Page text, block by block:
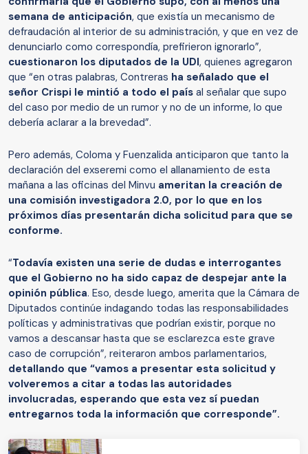
semana de anticipación, que existía un mecanismo de
defraudación al interior de su administración, y que en vez de
denunciarlo como correspondía, prefirieron ignorarlo”,
cuestionaron los diputados de la UDI, quienes agregaron
que “en otras palabras, Contreras ha señalado que el
señor Crispi le mintió a todo el país al señalar que supo
del caso por medio de un rumor y no de un informe, lo que
debería aclarar a la brevedad”.
Pero además, Coloma y Fuenzalida anticiparon que tanto la
declaración del exseremi como el allanamiento de esta
mañana a las oficinas del Minvu ameritan la creación de
una comisión investigadora 2.0, por lo que en los
próximos días presentarán dicha solicitud para que se
conforme.
“Todavía existen una serie de dudas e interrogantes
que el Gobierno no ha sido capaz de despejar ante la
opinión pública. Eso, desde luego, amerita que la Cámara de
Diputados continúe indagando todas las responsabilidades
políticas y administrativas que podrían existir, porque no
vamos a descansar hasta que se esclarezca este grave
caso de corrupción”, reiteraron ambos parlamentarios,
detallando que “vamos a presentar esta solicitud y
volveremos a citar a todas las autoridades
involucradas, esperando que esta vez sí puedan
entregarnos toda la información que corresponde”.